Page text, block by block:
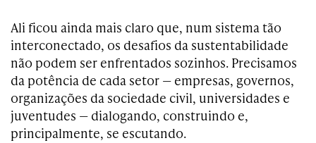
Ali ficou ainda mais claro que, num sistema tão
interconectado, os desafios da sustentabilidade
não podem ser enfrentados sozinhos. Precisamos
da potência de cada setor — empresas, governos,
organizações da sociedade civil, universidades e
juventudes — dialogando, construindo e,
principalmente, se escutando.